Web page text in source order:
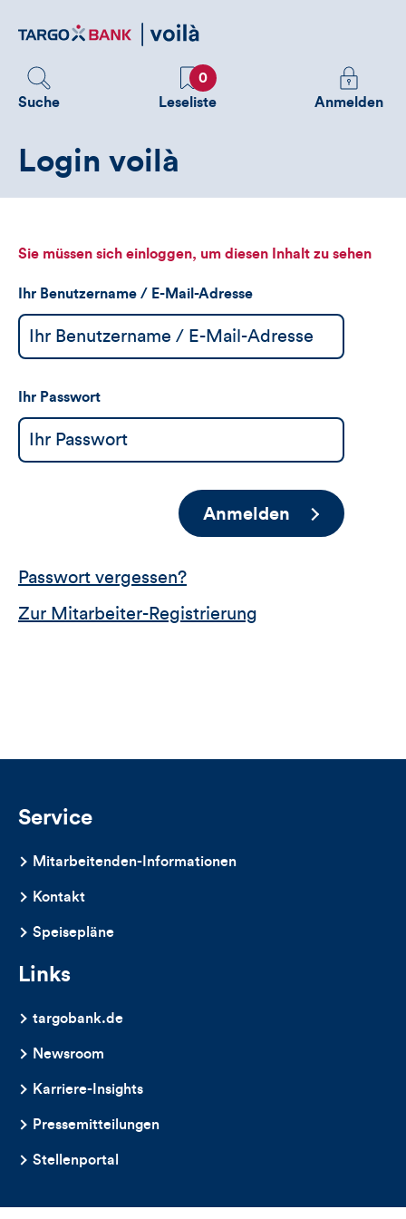
zum
Suche
Favoriten
0
Leseliste
Melden
Sie
sehen
Anmelden
Login voilà
Sie müssen sich einloggen, um diesen Inhalt zu sehen
Ihr Benutzername / E-Mail-Adresse
Ihr Passwort
Anmelden
Passwort vergessen?
Zur Mitarbeiter-Registrierung
Service
Mitarbeitenden-Informationen
Kontakt
Speisepläne
Links
targobank.de
Newsroom
Karriere-Insights
Pressemitteilungen
Stellenportal